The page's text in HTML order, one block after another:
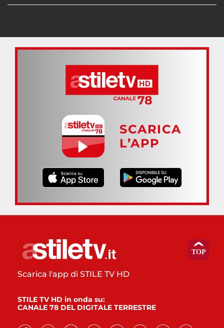
SCARICA
L’APP
Scarica l'app di STILE TV HD
STILE TV HD in onda su:
CANALE 78 DEL DIGITALE TERRESTRE